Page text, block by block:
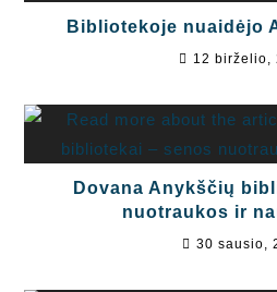
Bibliotekoje nuaidėjo
12 birželio,
Dovana Anykščių
nuotraukos ir
30 sausio,